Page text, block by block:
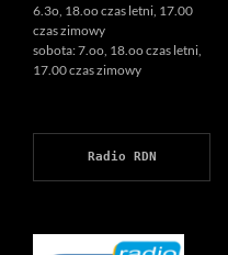
6.3o, 18.oo czas letni, 17.00
czas zimowy
sobota: 7.oo, 18.oo czas letni,
17.00 czas zimowy
Radio RDN